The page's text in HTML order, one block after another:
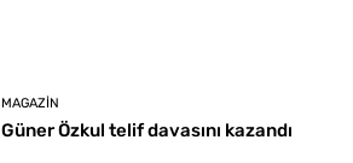
MAGAZIN
Güner Özkul telif davasını kazandı